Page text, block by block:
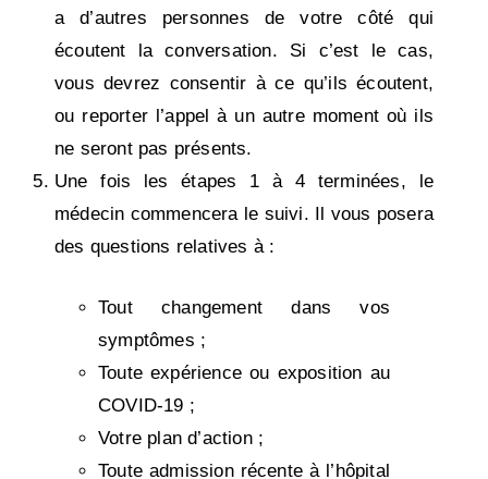
a d’autres personnes de votre côté qui
écoutent la conversation. Si c’est le cas,
vous devrez consentir à ce qu’ils écoutent,
ou reporter l’appel à un autre moment où ils
ne seront pas présents.
Une fois les étapes 1 à 4 terminées, le
médecin commencera le suivi. Il vous posera
des questions relatives à :
Tout changement dans vos
symptômes ;
Toute expérience ou exposition au
COVID-19 ;
Votre plan d’action ;
Toute admission récente à l’hôpital